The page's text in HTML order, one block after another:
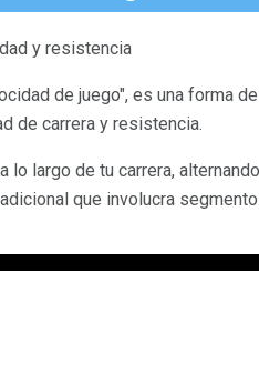
y resistencia
de juego", es una forma
de carrera y resistencia.
lo largo de tu carrera,
que involucra